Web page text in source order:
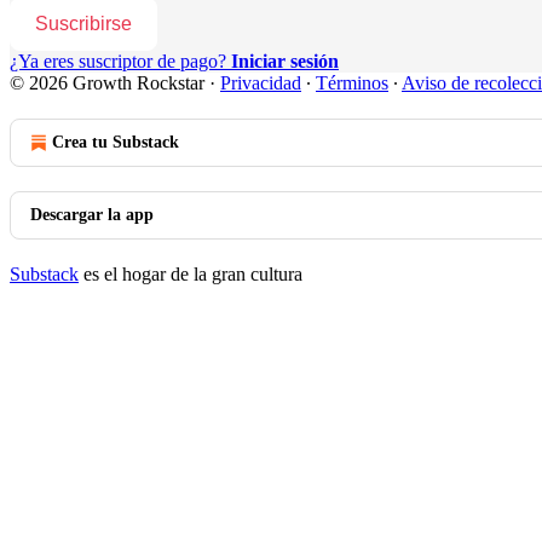
Suscribirse
¿Ya eres suscriptor de pago? Iniciar sesión
© 2026 Growth Rockstar· Privacidad ∙ Términos ∙ Aviso de
Crea tu Substack
Descargar la app
Substack es el hogar de la gran cultura